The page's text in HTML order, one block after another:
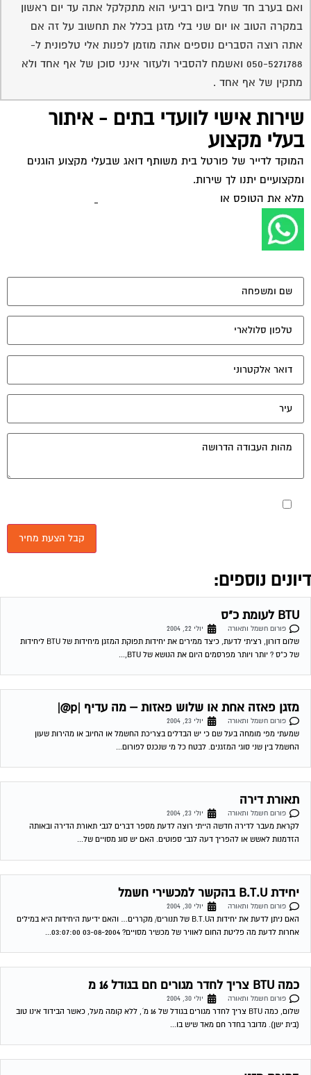
ואם בערב חד שחל ביום רביעי הוא מתקלקל אתה עד יום ראשון
במקרה הטוב או יום שני בלי מזגן בכלל את תחשוב על זה אם
אתה רוצה הסברים נוספים אתה מוזמן לפנות אלי טלפונית ל-
050-5271788 ואשמח להסביר ולעזור אינני סוכן של אף אחד ולא
מתקין של אף אחד .
שירות אישי לוועדי בתים - איתור
בעלי מקצוע
המוקד לדייר של פורטל בית משותף דואג שבעלי מקצוע הוגנים
ומקצועיים יתנו לך שירות.
מלא את הטופס אולחץ לשליחת הודעת ווצאפ
מאשר את תנאי הפרטיות
נוספים:
BTU לעומת כ"ס
פורום חשמל ותאורה
יולי 22, 2004
שלום דורון, רציתי לדעת, כיצד ממירים את יחידות תפוקת המזגן מיחידות של BTU ליחידות
של כ"ס ? יותר ויותר מפרסמים היום את הנושא של BTU,...
מזגן פאזה אחת או שלוש פאזות – מה עדיף |p@|
פורום חשמל ותאורה
יולי 23, 2004
שמעתי מפי מומחה בעל שם כי יש הבדלים בצריכת החשמל או החיוב או מהירות שעון
החשמל בין שני סוגי המזגנים. לבטח כל מי שנכנס לפורום...
תאורת דירה
פורום חשמל ותאורה
יולי 23, 2004
לקראת מעבר לדירה חדשה הייתי רוצה לדעת מספר דברים לגבי תאורת הדירה ובאותה
הזדמנות לאשש או להפריך דעה לגבי ספוטים. האם יש סוג מסויים של...
יחידת B.T.U בהקשר למכשירי חשמל
פורום חשמל ותאורה
יולי 30, 2004
האם ניתן לדעת את יחידות הB.T.U של תנורים/ מקררים… והאם ידיעת היחידות היא במילים
אחרות לדעת מה פליטת החום לאוויר של מכשיר מסויים? 03-08-2004 03:07:00...
כמה BTU צריך לחדר מגורים חם בגודל 16 מ
פורום חשמל ותאורה
יולי 30, 2004
שלום, כמה BTU צריך לחדר מגורים בגודל של 16 מ´, ללא קומה מעל, כאשר הבידוד אינו טוב
(בית ישן). מדובר בחדר חם מאד שיש בו...